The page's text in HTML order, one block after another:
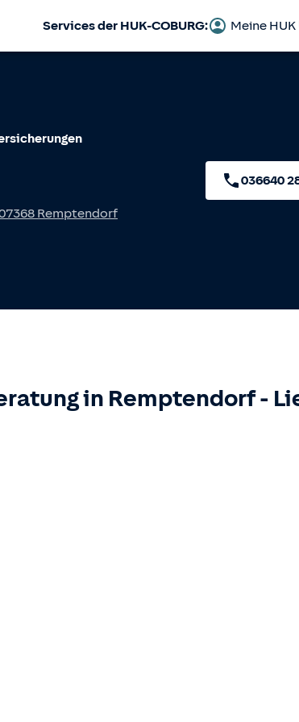
Services der HUK-COBURG: Meine HUK
Remptendorf
036640
in Remptendorf-